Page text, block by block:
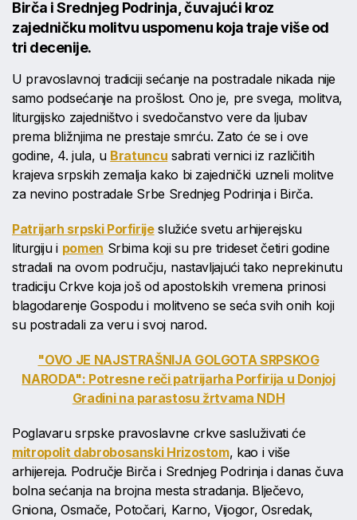
Birča i Srednjeg Podrinja, čuvajući kroz
zajedničku molitvu uspomenu koja traje više od
tri decenije.
U pravoslavnoj tradiciji sećanje na postradale nikada nije
samo podsećanje na prošlost. Ono je, pre svega, molitva,
liturgijsko zajedništvo i svedočanstvo vere da ljubav
prema bližnjima ne prestaje smrću. Zato će se i ove
godine, 4. jula, u Bratuncu sabrati vernici iz različitih
krajeva srpskih zemalja kako bi zajednički uzneli molitve
za nevino postradale Srbe Srednjeg Podrinja i Birča.
Patrijarh srpski Porfirijeslužiće svetu arhijerejsku
liturgiju i pomen Srbima koji su pre trideset četiri godine
stradali na ovom području, nastavljajući tako neprekinutu
tradiciju Crkve koja još od apostolskih vremena prinosi
blagodarenje Gospodu i molitveno se seća svih onih koji
su postradali za veru i svoj narod.
"OVO JE NAJSTRAŠNIJA GOLGOTA SRPSKOG
NARODA": Potresne reči patrijarha Porfirija u Donjoj
Gradini na parastosu žrtvama NDH
Poglavaru srpske pravoslavne crkve sasluživati će
mitropolit dabrobosanski Hrizostom, kao i više
arhijereja. Područje Birča i Srednjeg Podrinja i danas čuva
bolna sećanja na brojna mesta stradanja. Blječevo,
Gniona, Osmače, Potočari, Karno, Vijogor, Osredak,